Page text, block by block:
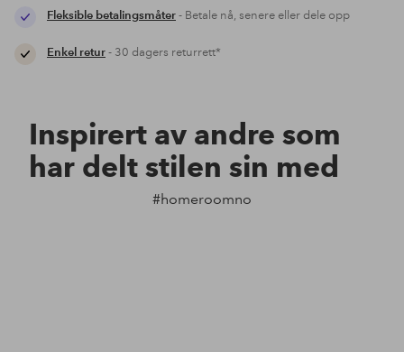
Fleksible betalingsmåter- Betale nå, senere eller dele opp
Enkel retur- 30 dagers returrett*
Inspirert av andre som
har delt stilen sin med
#homeroomno